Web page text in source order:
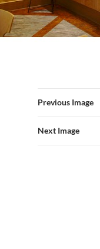
Previous Image
Next Image